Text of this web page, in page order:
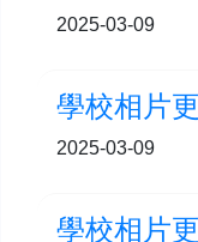
2025-03-09
2025-03-09